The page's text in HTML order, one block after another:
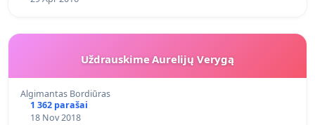
Uždrauskime Aurelijų Verygą
Algimantas Bordiūras
1 362 parašai
18 Nov 2018